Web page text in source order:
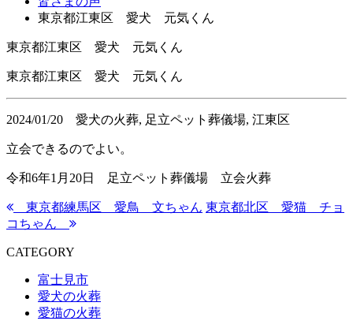
東京都江東区 愛犬 元気くん
東京都江東区 愛犬 元気くん
東京都江東区 愛犬 元気くん
2024/01/20 愛犬の火葬, 足立ペット葬儀場, 江東区
立会できるのでよい。
令和6年1月20日 足立ペット葬儀場 立会火葬
東京都練馬区 愛鳥 文ちゃん 東京都北区 愛猫 チョ
コちゃん
CATEGORY
富士見市
愛犬の火葬
愛猫の火葬